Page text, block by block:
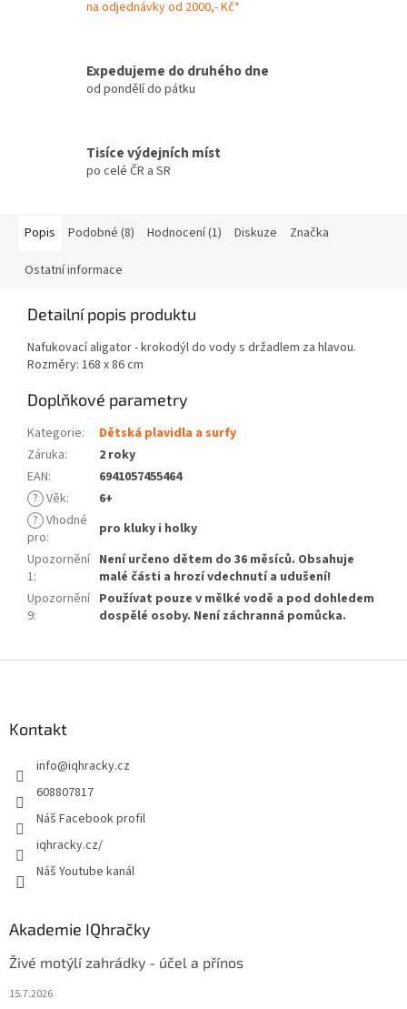
na odjednávky od 2000,- Kč*
Expedujeme do druhého dne
od pondělí do pátku
Tisíce výdejních míst
po celé ČR a SR
Popis Podobné (8) Hodnocení (1) Diskuze Značka
Ostatní informace
Detailní popis produktu
Nafukovací aligator - krokodýl do vody s držadlem za hlavou.
Rozměry: 168 x 86 cm
Doplňkové parametry
Kategorie:
Dětská plavidla a surfy
Záruka:
2 roky
EAN:
6941057455464
? Věk:
6+
? Vhodné
pro:
pro kluky i holky
Upozornění
1:
Není určeno dětem do 36 měsíců. Obsahuje
malé části a hrozí vdechnutí a udušení!
Upozornění
9:
Používat pouze v mělké vodě a pod dohledem
dospělé osoby. Není záchranná pomůcka.
Kontakt
info@iqhracky.cz
608807817
Náš Facebook profil
iqhracky.cz/
Náš Youtube kanál
Akademie IQhračky
Živé motýlí zahrádky - účel a přínos
15.7.2026